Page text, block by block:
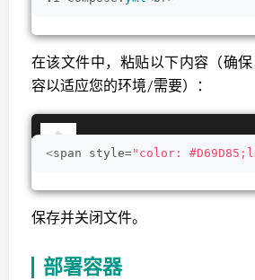
在该文件中，粘贴以下内容（确
容以适应您的环境/需要）：
<span style="color:
保存并关闭文件。
部署容器